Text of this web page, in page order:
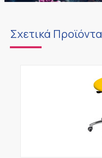
Σχετικά Προϊόντα